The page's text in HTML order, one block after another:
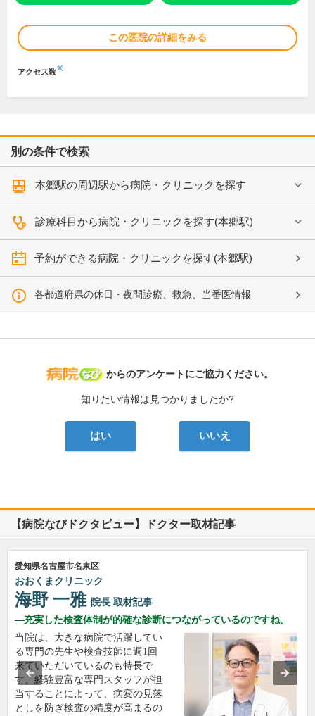
この医院の詳細をみる
アクセス数※
別の条件で検索
本郷駅の周辺駅から病院・クリニックを探す
診療科目から病院・クリニックを探す(本郷駅)
予約ができる病院・クリニックを探す(本郷駅)
各都道府県の休日・夜間診療、救急、当番医情報
病院なび
からのアンケートにご協力ください。
知りたい情報は見つかりましたか?
はい いいえ
【病院なびドクタビュー】ドクター取材記事
愛知県名古屋市名東区
おおくまクリニック
海野 一雅 院長 取材記事
充実した検査体制が的確な診断につながっているのですね。
当院は、大きな病院で活躍してい
る専門の先生や検査技師に週1回
来ていただいているのも特長で
す。経験豊富な専門スタッフが担
当することによって、病変の見落
としを防ぎ検査の精度が高まるの